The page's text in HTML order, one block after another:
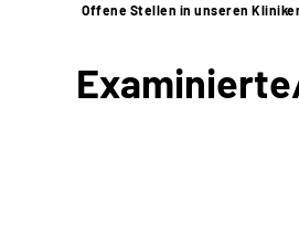
Offene Stellen in unseren